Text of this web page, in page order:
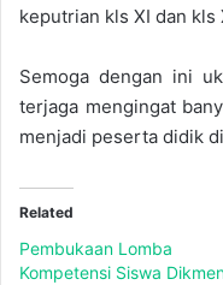
keputrian kls XI dan kls
Semoga dengan ini
terjaga mengingat
menjadi peserta didik
Related
Pembukaan Lomba
Kompetensi Siswa